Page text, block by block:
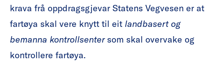
krava frå oppdragsgjevar Statens Vegvesen er at
fartøya skal vere knytt til eit landbasert og
bemanna kontrollsentersom skal overvake og
kontrollere fartøya.